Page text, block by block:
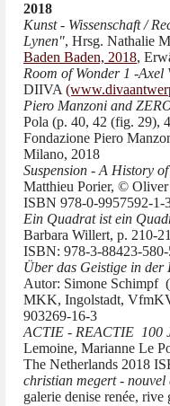
2018
Kunst - Wissenschaft /
Lynen", Hrsg. Nathalie
Baden Baden, 2018,
Room of Wonder 1 -Axel
DIIVA
Piero Manzoni and
Pola (p. 40, 42 (fig. 29),
Fondazione Piero
Milano, 2018
Suspension - A History
Matthieu Porier, ©
ISBN 978-0-9957592-1-
Ein Quadrat ist ein
Barbara Willert, p. 210-
ISBN: 978-3-88423-
Über das Geistige in der
Autor: Simone Schimpf
MKK, Ingolstadt,
903269-16-3
ACTIE - REACTIE 100
Lemoine, Marianne Le
The Netherlands 2018
christian megert - nouvel
galerie denise renée, rive